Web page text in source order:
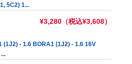
5C2) 1...
¥3,280（税込¥3,608）
(1J2) - 1.6 BORA1 (1J2) - 1.6 16V